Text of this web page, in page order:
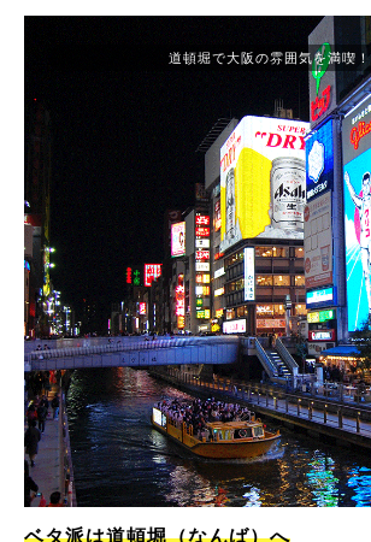
道頓堀で大阪の雰囲気を満喫！
ベタ派は道頓堀（なんば）へ